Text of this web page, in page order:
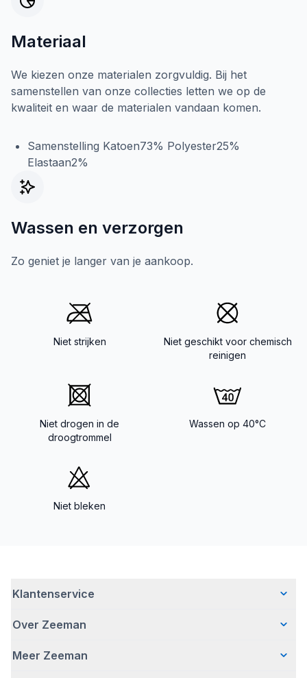
Materiaal
We kiezen onze materialen zorgvuldig. Bij het
samenstellen van onze collecties letten we op de
kwaliteit en waar de materialen vandaan komen.
Samenstelling Katoen73% Polyester25%
Elastaan2%
Wassen en verzorgen
Zo geniet je langer van je aankoop.
Niet strijken
Niet geschikt voor chemisch
reinigen
Niet drogen in de
droogtrommel
Wassen op 40°C
Niet bleken
Klantenservice
Veelgestelde vragen
Bezorgen
Over Zeeman
Wie wij zijn
Meer Zeeman